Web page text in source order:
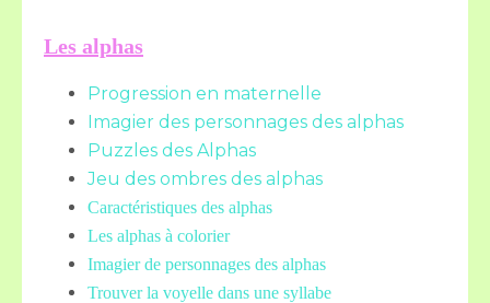
Les alphas
Progression en maternelle
Imagier des personnages des alphas
Puzzles des Alphas
Jeu des ombres des alphas
Caractéristiques des alphas
Les alphas à colorier
Imagier de personnages des alphas
Trouver la voyelle dans une syllabe